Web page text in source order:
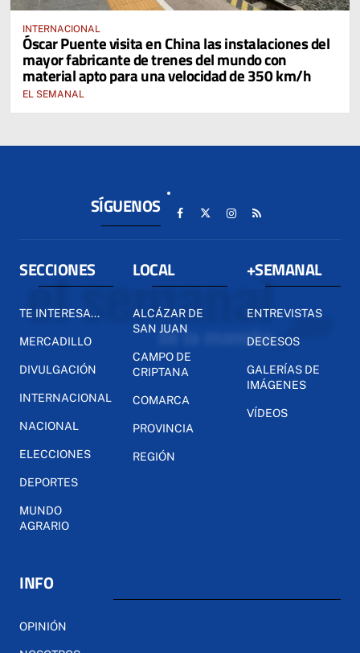
INTERNACIONAL
Óscar Puente visita en China las instalaciones del
mayor fabricante de trenes del mundo con
material apto para una velocidad de 350 km/h
EL SEMANAL
SÍGUENOS
SECCIONES
TE INTERESA...
MERCADILLO
DIVULGACIÓN
INTERNACIONAL
NACIONAL
ELECCIONES
DEPORTES
MUNDO
AGRARIO
LOCAL
ALCÁZAR DE
SAN JUAN
CAMPO DE
CRIPTANA
COMARCA
PROVINCIA
REGIÓN
+SEMANAL
ENTREVISTAS
DECESOS
GALERÍAS DE
IMÁGENES
VÍDEOS
INFO
OPINIÓN